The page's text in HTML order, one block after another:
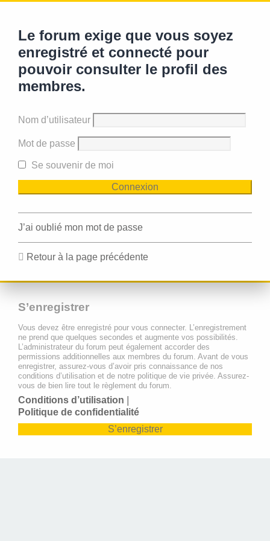
Le forum exige que vous soyez
enregistré et connecté pour
pouvoir consulter le profil des
membres.
Nom d’utilisateur
Mot de passe
Se souvenir de moi
J’ai oublié mon mot de passe
Retour à la page précédente
S’enregistrer
Vous devez être enregistré pour vous connecter. L’enregistrement
ne prend que quelques secondes et augmente vos possibilités.
L’administrateur du forum peut également accorder des
permissions additionnelles aux membres du forum. Avant de vous
enregistrer, assurez-vous d’avoir pris connaissance de nos
conditions d’utilisation et de notre politique de vie privée. Assurez-
vous de bien lire tout le règlement du forum.
Conditions d’utilisation
Politique de confidentialité
S’enregistrer